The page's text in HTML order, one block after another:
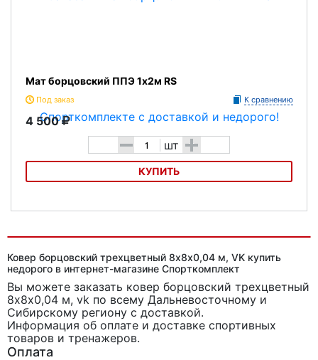
Мат борцовский ППЭ 1х2м RS
Под заказ К сравнению
4 500
- шт +
КУПИТЬ
Ковер борцовский трехцветный 8х8х0,04 м, VK купить
недорого в интернет-магазине Спорткомплект
Вы можете заказать ковер борцовский трехцветный
8х8х0,04 м, vk по всему Дальневосточному и
Сибирскому региону с доставкой.
Информация об оплате и доставке спортивных
товаров и тренажеров.
Оплата